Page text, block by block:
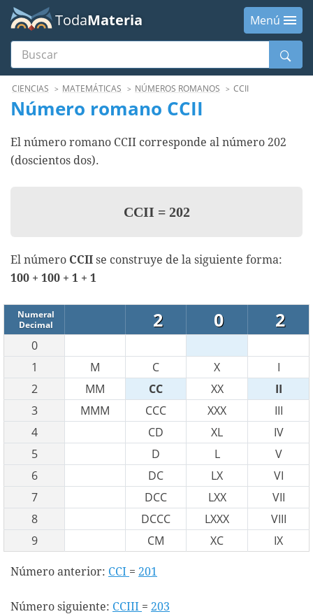
TodaMateria
Menú
Buscar
MenúCIENCIAS MATEMÁTICAS NÚMEROS ROMANOS CCII
Número romano CCII
El número romano CCII corresponde al número 202
(doscientos dos).
CCII =202
El número CCII se construye de la siguiente forma:
100 + 100 + 1 + 1
Numeral
Decimal
2 0 2
0
1
M C X
I
2
MM CC XX
II
3
MMM CCC XXX
III
4
CD XL
IV
5
D L
V
6
DC LX
VI
7
DCC LXX
VII
8
DCCC LXXX
VIII
9
CM XC IX
Número anterior: CCI = 201
Número siguiente: CCIII = 203